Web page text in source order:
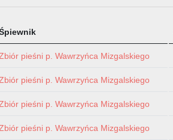
pieśni p. Wawrzyńca Mizgalskiego
pieśni p. Wawrzyńca Mizgalskiego
pieśni p. Wawrzyńca Mizgalskiego
pieśni p. Wawrzyńca Mizgalskiego